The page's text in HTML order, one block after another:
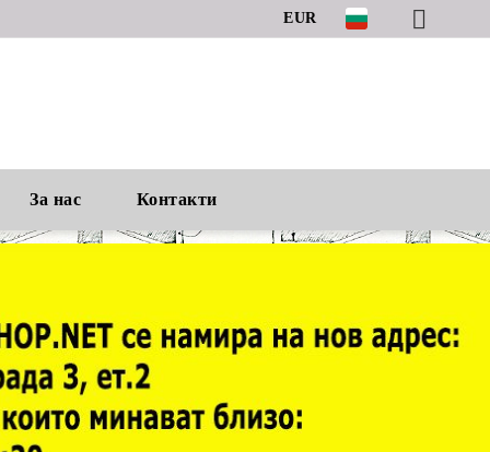
EUR
За нас Контакти